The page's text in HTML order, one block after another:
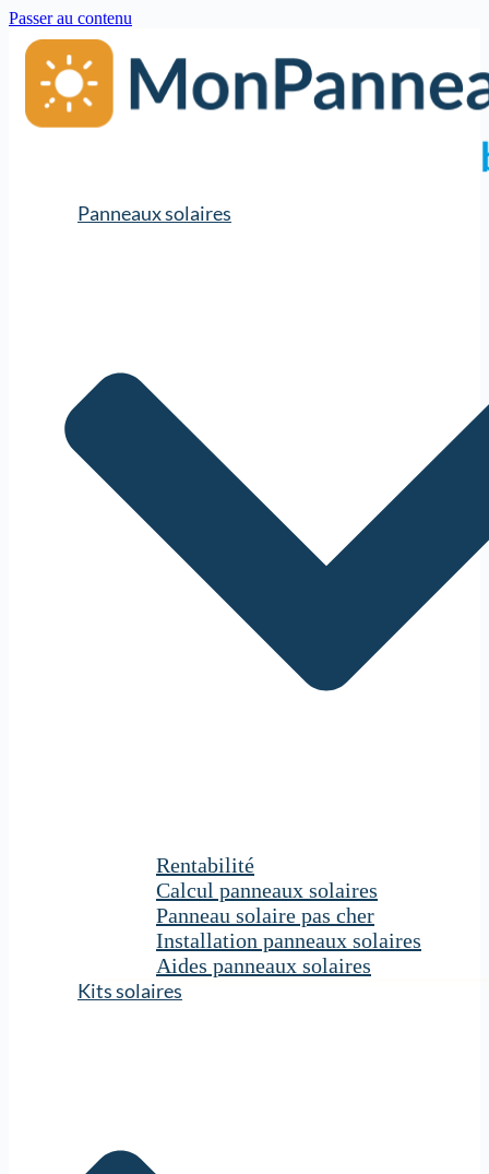
Passer au contenu
Panneaux solaires
Rentabilité
Calcul panneaux solaires
Panneau solaire pas cher
Installation panneaux solaires
Aides panneaux solaires
Kits solaires